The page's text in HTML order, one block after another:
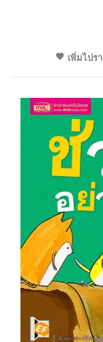
เพิ่มไปร